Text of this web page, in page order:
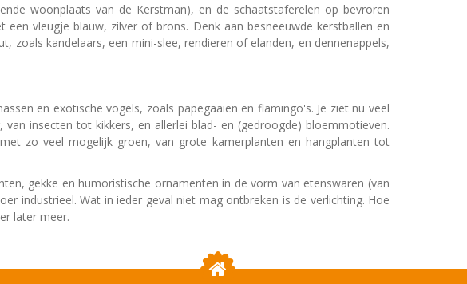
woonplaats van de Kerstman), en de schaatstaferelen op bevroren
vleugje blauw, zilver of brons. Denk aan besneeuwde kerstballen en
zoals kandelaars, een mini-slee, rendieren of elanden, en dennenappels,
en exotische vogels, zoals papegaaien en flamingo's. Je ziet nu veel
insecten tot kikkers, en allerlei blad- en (gedroogde) bloemmotieven.
zo veel mogelijk groen, van grote kamerplanten en hangplanten tot
gekke en humoristische ornamenten in de vorm van etenswaren (van
industrieel. Wat in ieder geval niet mag ontbreken is de verlichting. Hoe
later meer.